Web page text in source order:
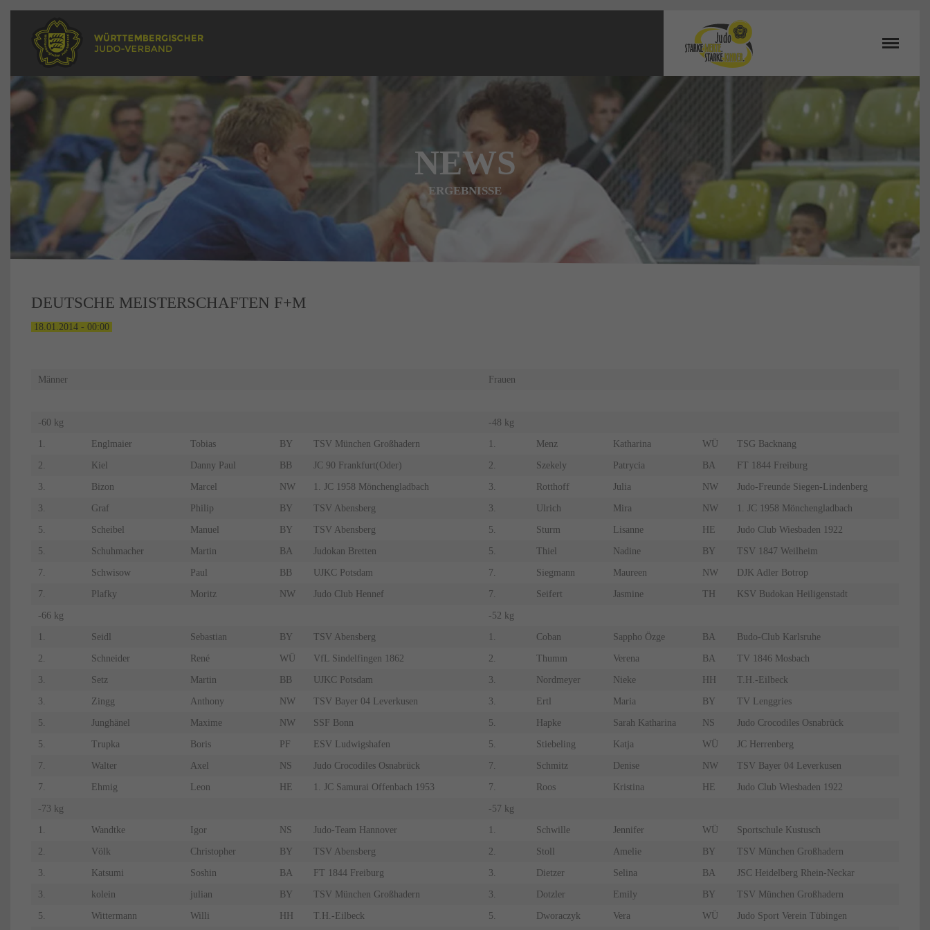
NEWS
ERGEBNISSE
DEUTSCHE MEISTERSCHAFTEN F+M
18.01.2014 - 00:00
Männer Frauen
-60 kg -48 kg
1. Englmaier Tobias BY TSV München Großhadern 1. Menz Katharina WÜ TSG Backnang
2. Kiel Danny Paul BB JC 90 Frankfurt(Oder) 2. Szekely Patrycia BA FT 1844 Freiburg
3. Bizon Marcel NW 1. JC 1958 Mönchengladbach 3. Rotthoff Julia NW Judo-Freunde Siegen-Lindenberg
3. Graf Philip BY TSV Abensberg 3. Ulrich Mira NW 1. JC 1958 Mönchengladbach
5. Scheibel Manuel BY TSV Abensberg 5. Sturm Lisanne HE Judo Club Wiesbaden 1922
5. Schuhmacher Martin BA Judokan Bretten 5. Thiel Nadine BY TSV 1847 Weilheim
7. Schwisow Paul BB UJKC Potsdam 7. Siegmann Maureen NW DJK Adler Botrop
7. Plafky Moritz NW Judo Club Hennef 7. Seifert Jasmine TH KSV Budokan Heiligenstadt
-66 kg -52 kg
Seidl Sebastian BY TSV Abensberg Coban Sappho Özge BA Budo-Club Karlsruhe
2. Schneider René WÜ VfL Sindelfingen 1862 2. Thumm Verena BA TV 1846 Mosbach
3. Setz Martin BB UJKC Potsdam 3. Nordmeyer Nieke HH T.H.-Eilbeck
3. Zingg Anthony NW TSV Bayer 04 Leverkusen 3. Ertl Maria BY TV Lenggries
5. Junghänel Maxime NW SSF Bonn 5. Hapke Sarah Katharina NS Judo Crocodiles Osnabrück
5. Trupka Boris PF ESV Ludwigshafen 5. Stiebeling Katja WÜ JC Herrenberg
7. Walter Axel NS Judo Crocodiles Osnabrück 7. Schmitz Denise NW TSV Bayer 04 Leverkusen
7. Ehmig Leon HE 1. JC Samurai Offenbach 1953 7. Roos Kristina HE Judo Club Wiesbaden 1922
-73 kg -57 kg
1. Wandtke Igor NS Judo-Team Hannover 1. Schwille Jennifer WÜ Sportschule Kustusch
2. Völk Christopher BY TSV Abensberg 2. Stoll Amelie BY TSV München Großhadern
3. Katsumi Soshin BA FT 1844 Freiburg 3. Dietzer Selina BA JSC Heidelberg Rhein-Neckar
3. kolein julian BY TSV München Großhadern 3. Dotzler Emily BY TSV München Großhadern
5. Wittermann Willi HH T.H.-Eilbeck 5. Dworaczyk Vera WÜ Judo Sport Verein Tübingen